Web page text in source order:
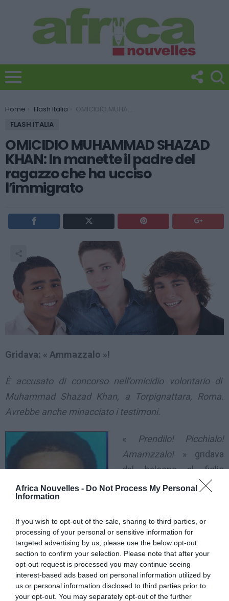
Africa Nouvelles - Do Not Process My Personal
Information
If you wish to opt-out of the sale, sharing to third parties, or
processing of your personal or sensitive information for
targeted advertising by us, please use the below opt-out
section to confirm your selection. Please note that after your
opt-out request is processed you may continue seeing
interest-based ads based on personal information utilized by
us or personal information disclosed to third parties prior to
your opt-out. You may separately opt-out of the further
You are here:
Home Flash Italia
OMICIDIO MUHAMMAD SHAZAD KHAN: In manette il padre del ragazzo che ha ucciso l’immigrato
FLASH ITALIA
OMICIDIO MUHAMMAD SHAZAD
KHAN: In manette il padre del
ragazzo che ha ucciso
l’immigrato
Gridava: « Ammazzalo »!
È accusato di concorso nell’omicidio volontario di
Muhammad Shazad Khan, a Torpignattara, Roma.
Avrebbe anche minacciato i testimoni.
«
Prendilo! Picchialo!
Amamzzalo!» gridava
dal balcone al figlio
diciasettenne, che stava
Khan. Poi, quando la
vittima era già a terra
esamine, minacciava
alcuni testimoni dell’aggressione, chiamandoli « spie »
e « infami ».